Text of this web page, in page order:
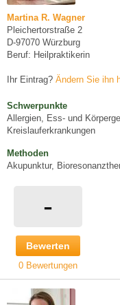
Martina R. Wagner
Pleichertorstraße 2
D-97070 Würzburg
Beruf: Heilpraktikerin
Ihr Eintrag? Ändern Sie ihn
Schwerpunkte
Allergien, Ess- und
Kreislauferkrankungen
Methoden
Akupunktur,
-
Bewerten
0 Bewertungen